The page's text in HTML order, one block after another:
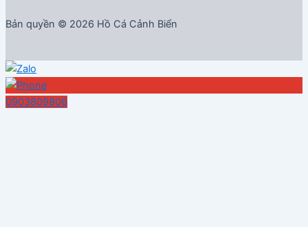
Bản quyền © 2026 Hồ Cá Cảnh Biển
0903809806